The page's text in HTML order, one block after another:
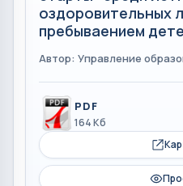
оздоровительных
пребываением
Автор: Управление
PDF
164 Кб